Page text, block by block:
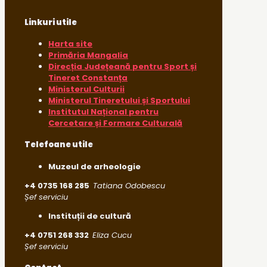
Linkuri utile
Harta site
Primăria Mangalia
Direcția Județeană pentru Sport și
Tineret Constanța
Ministerul Culturii
Ministerul Tineretului și Sportului
Institutul Național pentru
Cercetare și Formare Culturală
Telefoane utile
Muzeul de arheologie
+4 0735 168 285 Tatiana Odobescu
Șef serviciu
Instituții de cultură
+4 0751 268 332 Eliza Cucu
Șef serviciu